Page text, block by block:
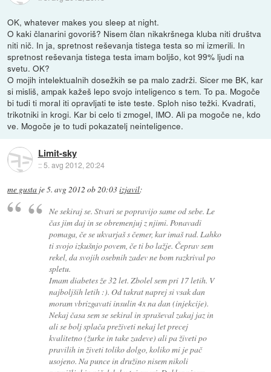
OK, whatever makes you sleep at night.
O kaki članarini govoriš? Nisem član nikakršnega kluba niti društva
niti nič. In ja, spretnost reševanja tistega testa so mi izmerili. In
spretnost reševanja tistega testa imam boljšo, kot 99% ljudi na
svetu. OK?
O mojih intelektualnih dosežkih se pa malo zadrži. Sicer me BK, kar
si misliš, ampak kažeš lepo svojo inteligenco s tem. To pa. Mogoče
bi tudi ti moral iti opravljati te iste teste. Sploh niso težki. Kvadrati,
trikotniki in krogi. Kar bi celo ti zmogel, IMO. Ali pa mogoče ne, kdo
ve. Mogoče je to tudi pokazatelj neinteligence.
Limit-sky
::5. avg 2012, 20:24
me gusta je5. avg 2012 ob 20:03izjavil:
Ne sekiraj se. Stvari se popravijo same od sebe. Le
čas jim daj in se obremenjuj z njimi. Ponavadi
pomaga, če se ukvarjaš s čemer, kar imaš rad. Lahko
ti svojo izkušnjo povem, če ti bo lažje. Čeprav sem
rekel, da svojih osebnih zadev ne bom razkrival po
spletu.
Imam diabetes že 32 let. Zbolel sem pri 17 letih. V
najboljših letih :). Od takrat naprej si vsak dan
moram vbrizgavati insulin 4x na dan (injekcije).
Nekaj časa sem se sekiral in spraševal zakaj jaz in
ali se bolj splača preživeti nekaj let precej
kvalitetno (žurke in take zadeve) ali pa živeti po
pravilih in živeti toliko dolgo, koliko mi je pač
usojeno. Na punce in družino nisem nikoli